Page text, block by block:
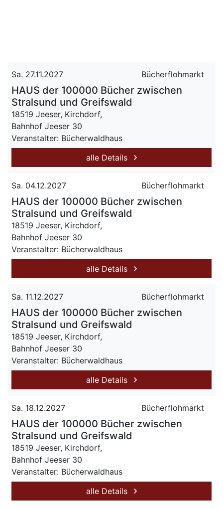
Sa. 27.11.2027 Bücherflohmarkt
HAUS der 100000 Bücher zwischen
Stralsund und Greifswald
18519 Jeeser, Kirchdorf,
Bahnhof Jeeser 30
Veranstalter: Bücherwaldhaus
alle Details
Sa. 04.12.2027 Bücherflohmarkt
HAUS der 100000 Bücher zwischen
Stralsund und Greifswald
18519 Jeeser, Kirchdorf,
Bahnhof Jeeser 30
Veranstalter: Bücherwaldhaus
alle Details
Sa. 11.12.2027 Bücherflohmarkt
HAUS der 100000 Bücher zwischen
Stralsund und Greifswald
18519 Jeeser, Kirchdorf,
Bahnhof Jeeser 30
Veranstalter: Bücherwaldhaus
alle Details
Sa. 18.12.2027 Bücherflohmarkt
HAUS der 100000 Bücher zwischen
Stralsund und Greifswald
18519 Jeeser, Kirchdorf,
Bahnhof Jeeser 30
Veranstalter: Bücherwaldhaus
alle Details